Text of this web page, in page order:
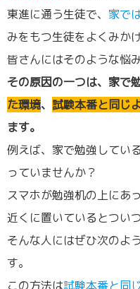
東進に通う生徒で、 家で
みをもつ生徒をよくみかけ
皆さんにはそのような悩
その原因の一つは、家で
た環境、 試験本番と同じ
ます。
例えば、家で勉強してい
っていませんか？
スマホが勉強机の上にあ
近くに置いているとつい
そんな人にはぜひ次のよ
す。
この方法は試験本番と同